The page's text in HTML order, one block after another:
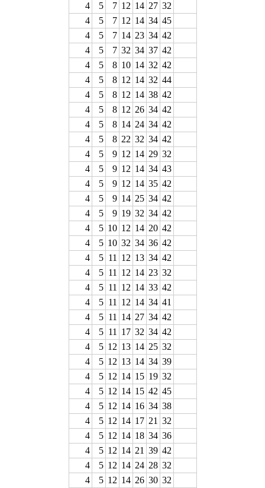
4
5 7 12 14 27 32
4
5 7 12 14 34 45
4
5 7 14 23 34 42
4
5 7 32 34 37 42
4
5 8 10 14 32 42
4
5 8 12 14 32 44
4
5 8 12 14 38 42
4
5 8 12 26 34 42
4
5 8 14 24 34 42
4
5 8 22 32 34 42
4
5 9 12 14 29 32
4
5 9 12 14 34 43
4
5 9 12 14 35 42
4
5 9 14 25 34 42
4
5 9 19 32 34 42
4
5 10 12 14 20 42
4
5 10 32 34 36 42
4
5 11 12 13 34 42
4
5 11 12 14 23 32
4
5 11 12 14 33 42
4
5 11 12 14 34 41
4
5 11 14 27 34 42
4
5 11 17 32 34 42
4
5 12 13 14 25 32
4
5 12 13 14 34 39
4
5 12 14 15 19 32
4
5 12 14 15 42 45
4
5 12 14 16 34 38
4
5 12 14 17 21 32
4
5 12 14 18 34 36
4
5 12 14 21 39 42
4
5 12 14 24 28 32
4
5 12 14 26 30 32